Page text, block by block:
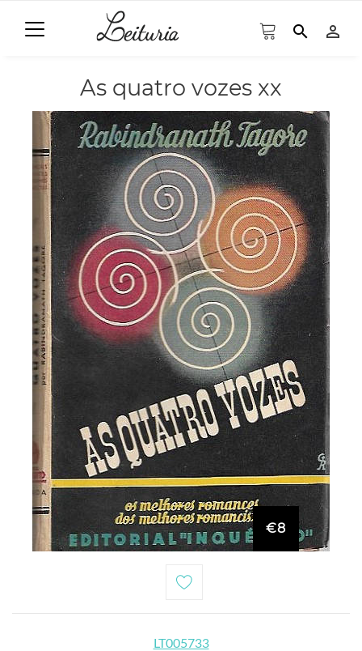
search person_outline
As quatro vozes xx
€8
LT005733